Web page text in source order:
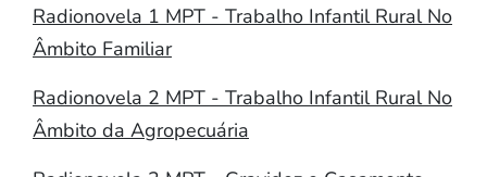
Radionovela 1 MPT - Trabalho Infantil Rural No
Âmbito Familiar
Radionovela 2 MPT - Trabalho Infantil Rural No
Âmbito da Agropecuária